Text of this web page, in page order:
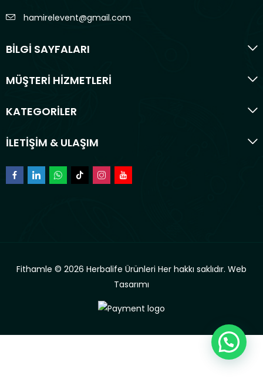
hamirelevent@gmail.com
BİLGİ SAYFALARI
MÜŞTERİ HİZMETLERİ
KATEGORİLER
İLETİŞİM & ULAŞIM
Fithamle © 2026 Herbalife Ürünleri Her hakkı saklıdır. Web
Tasarımı